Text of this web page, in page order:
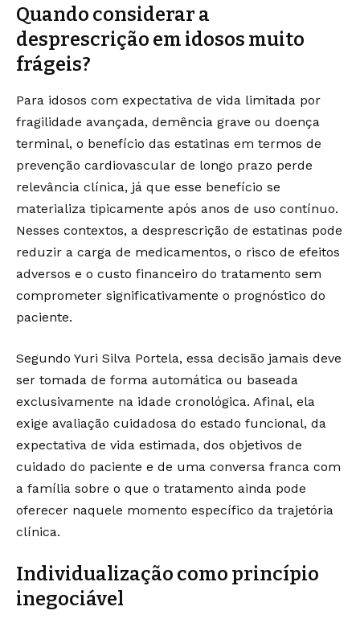
Quando considerar a
desprescrição em idosos muito
frágeis?
Para idosos com expectativa de vida limitada por
fragilidade avançada, demência grave ou doença
terminal, o benefício das estatinas em termos de
prevenção cardiovascular de longo prazo perde
relevância clínica, já que esse benefício se
materializa tipicamente após anos de uso contínuo.
Nesses contextos, a desprescrição de estatinas pode
reduzir a carga de medicamentos, o risco de efeitos
adversos e o custo financeiro do tratamento sem
comprometer significativamente o prognóstico do
paciente.
Segundo Yuri Silva Portela, essa decisão jamais deve
ser tomada de forma automática ou baseada
exclusivamente na idade cronológica. Afinal, ela
exige avaliação cuidadosa do estado funcional, da
expectativa de vida estimada, dos objetivos de
cuidado do paciente e de uma conversa franca com
a família sobre o que o tratamento ainda pode
oferecer naquele momento específico da trajetória
clínica.
Individualização como princípio
inegociável